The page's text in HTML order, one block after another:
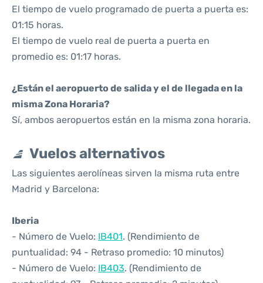
El tiempo de vuelo programado de puerta a puerta es:
01:15 horas.
El tiempo de vuelo real de puerta a puerta en
promedio es: 01:17 horas.
¿Están el aeropuerto de salida y el de llegada en la
misma Zona Horaria?
Sí, ambos aeropuertos están en la misma zona horaria.
Vuelos alternativos
Las siguientes aerolíneas sirven la misma ruta entre
Madrid y Barcelona:
Iberia
- Número de Vuelo: IB401. (Rendimiento de
puntualidad: 94 - Retraso promedio: 10 minutos)
- Número de Vuelo: IB403. (Rendimiento de